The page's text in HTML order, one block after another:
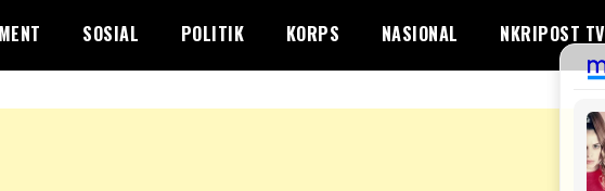
SOSIAL POLITIK KORPS NASIONAL NKRIPOST TV